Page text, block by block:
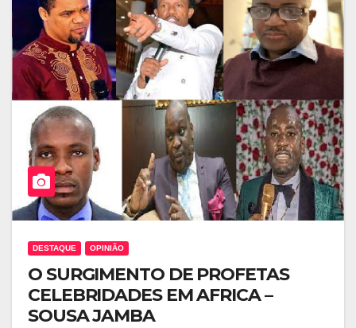
DESTAQUE OPINIÃO
O SURGIMENTO DE PROFETAS
CELEBRIDADES EM AFRICA –
SOUSA JAMBA